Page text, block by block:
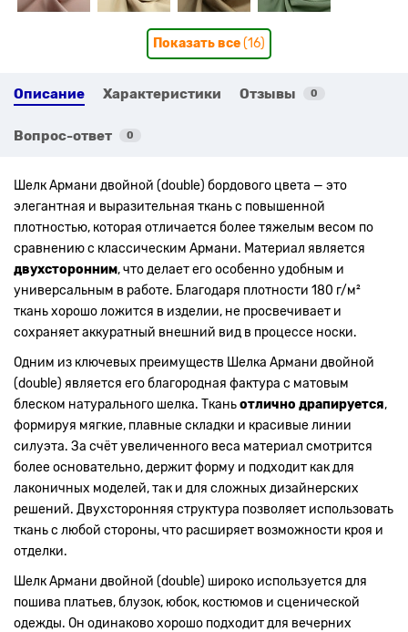
Показать все(16)
Описание Характеристики Отзывы 0
Вопрос-ответ 0
Шелк Армани двойной (double) бордового цвета — это
элегантная и выразительная ткань с повышенной
плотностью, которая отличается более тяжелым весом по
сравнению с классическим Армани. Материал является
двухсторонним, что делает его особенно удобным и
универсальным в работе. Благодаря плотности 180 г/м²
ткань хорошо ложится в изделии, не просвечивает и
сохраняет аккуратный внешний вид в процессе носки.
Одним из ключевых преимуществ Шелка Армани двойной
(double) является его благородная фактура с матовым
блеском натурального шелка. Тканьотлично драпируется,
формируя мягкие, плавные складки и красивые линии
силуэта. За счёт увеличенного веса материал смотрится
более основательно, держит форму и подходит как для
лаконичных моделей, так и для сложных дизайнерских
решений. Двухсторонняя структура позволяет использовать
ткань с любой стороны, что расширяет возможности кроя и
отделки.
Шелк Армани двойной (double) широко используется для
пошива платьев, блузок, юбок, костюмов и сценической
одежды. Он одинаково хорошо подходит для вечерних